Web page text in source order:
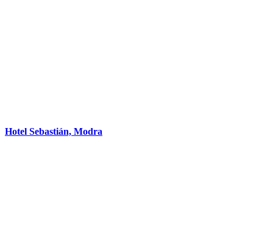
Hotel Sebastián, Modra